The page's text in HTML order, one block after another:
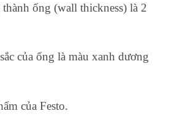
ống (wall thickness) là 2
của ống là màu xanh dương
của Festo.